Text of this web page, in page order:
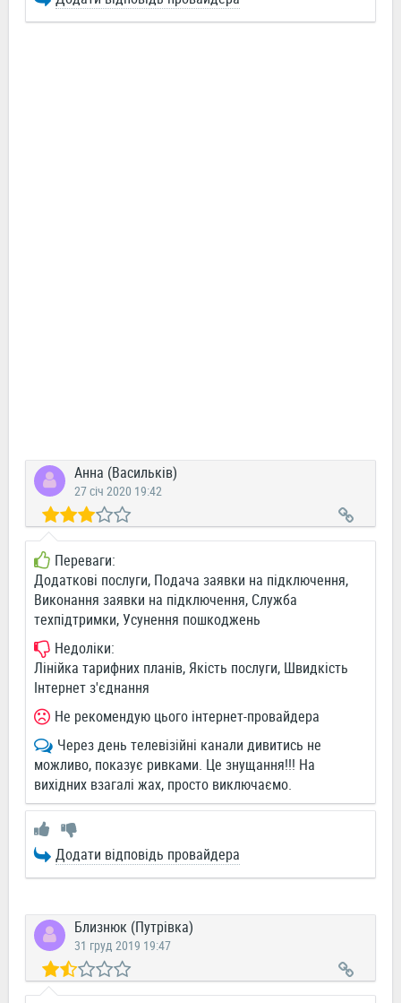
Анна (Васильків)
27 січ 2020 19:42
Переваги:
Додаткові послуги, Подача заявки на підключення,
Виконання заявки на підключення, Служба
техпідтримки, Усунення пошкоджень
Недоліки:
Лінійка тарифних планів, Якість послуги, Швидкість
Інтернет з'єднання
Не рекомендую цього інтернет-провайдера
Через день телевізійні канали дивитись не
можливо, показує ривками. Це знущання!!! На
вихідних взагалі жах, просто виключаємо.
Додати відповідь провайдера
Близнюк (Путрівка)
31 груд 2019 19:47